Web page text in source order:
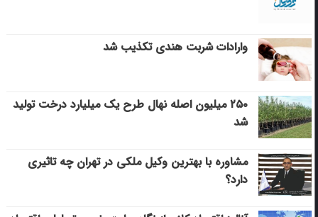
وارادات شربت هندی تکذیب شد
۲۵۰ میلیون اصله نهال طرح یک میلیارد درخت تولید
شد
مشاوره با بهترین وکیل ملکی در تهران چه تاثیری
دارد؟